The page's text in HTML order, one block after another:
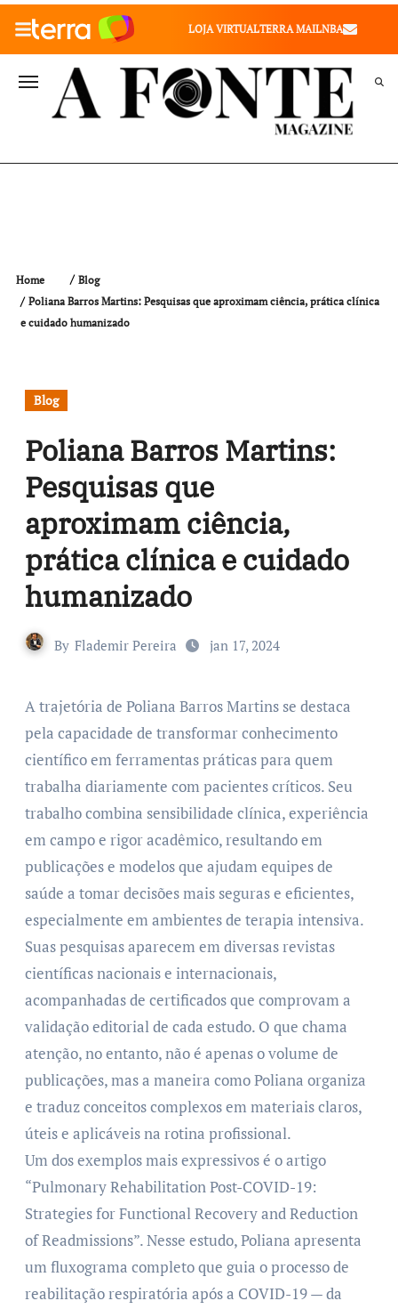
010" />
LOJA VIRTUALTERRA MAILNBA
Home
Blog
Poliana Barros Martins: Pesquisas que aproximam ciência, prática clínica
e cuidado humanizado
Blog
Poliana Barros Martins:
Pesquisas que
aproximam ciência,
prática clínica e cuidado
humanizado
By Flademir Pereira jan 17, 2024
A trajetória de Poliana Barros Martins se destaca
pela capacidade de transformar conhecimento
científico em ferramentas práticas para quem
trabalha diariamente com pacientes críticos. Seu
trabalho combina sensibilidade clínica, experiência
em campo e rigor acadêmico, resultando em
publicações e modelos que ajudam equipes de
saúde a tomar decisões mais seguras e eficientes,
especialmente em ambientes de terapia intensiva.
Suas pesquisas aparecem em diversas revistas
científicas nacionais e internacionais,
acompanhadas de certificados que comprovam a
validação editorial de cada estudo. O que chama
atenção, no entanto, não é apenas o volume de
publicações, mas a maneira como Poliana organiza
e traduz conceitos complexos em materiais claros,
úteis e aplicáveis na rotina profissional.
Um dos exemplos mais expressivos é o artigo
“Pulmonary Rehabilitation Post-COVID-19:
Strategies for Functional Recovery and Reduction
of Readmissions”. Nesse estudo, Poliana apresenta
um fluxograma completo que guia o processo de
reabilitação respiratória após a COVID-19 — da